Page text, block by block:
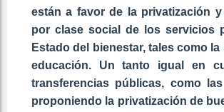
están a favor de la privatización y
por clase social de los servicios
Estado del bienestar, tales como
educación. Un tanto igual en
transferencias públicas, como
proponiendo la privatización de